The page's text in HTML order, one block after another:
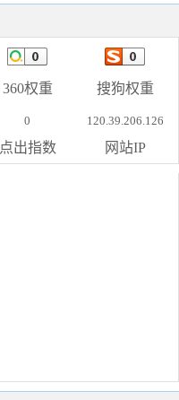
360权重 搜狗权重
0
点出指数
120.39.206.126
网站IP